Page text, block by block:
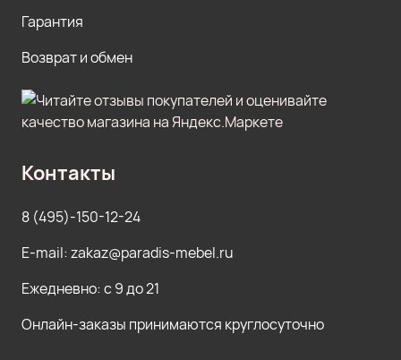
Гарантия
Возврат и обмен
Контакты
8 (495)-150-12-24
E-mail: zakaz@paradis-mebel.ru
Ежедневно: с 9 до 21
Онлайн-заказы принимаются круглосуточно